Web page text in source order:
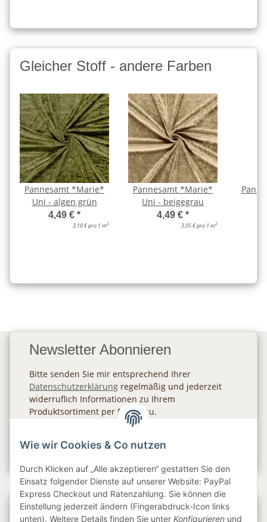
Gleicher Stoff - andere Farben
Pannesamt *Marie*
Uni - algen grün
4,49 € *
3,10 € pro 1 m2
Pannesamt *Marie*
Uni - beigegrau
4,49 € *
3,05 € pro 1 m2
Newsletter Abonnieren
Bitte senden Sie mir entsprechend Ihrer
Datenschutzerklärung regelmäßig und jederzeit
widerruflich Informationen zu Ihrem
Produktsortiment per E-Mail zu.
Gesetzliche Informationen
Wie wir Cookies & Co nutzen
Durch Klicken auf „Alle akzeptieren“ gestatten Sie den
Einsatz folgender Dienste auf unserer Website: PayPal
Express Checkout und Ratenzahlung. Sie können die
Einstellung jederzeit ändern (Fingerabdruck-Icon links
unten). Weitere Details finden Sie unter Konfigurieren und